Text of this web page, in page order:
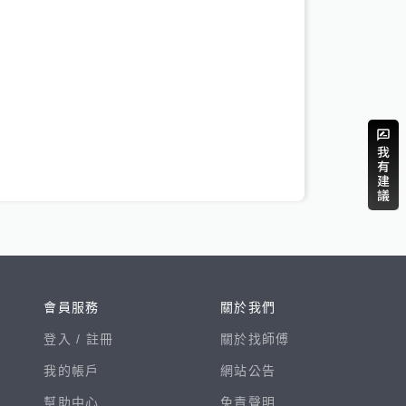
會員服務
登入 / 註冊
我的帳戶
幫助中心
關於我們
關於找師傅
網站公告
免責聲明